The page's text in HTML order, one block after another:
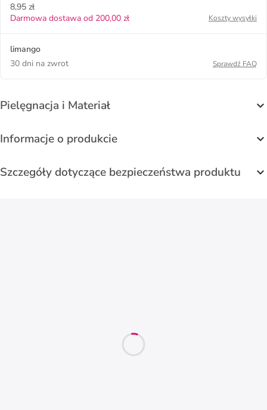
8,95 zł
Darmowa dostawa od 200,00 zł
Koszty wysyłki
limango
30 dni na zwrot
Sprawdź FAQ
Pielęgnacja i Materiał
Informacje o produkcie
Szczegóły dotyczące bezpieczeństwa produktu